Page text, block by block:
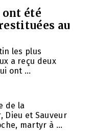
ont été
au
les plus
a reçu deux
ont ...
de la
Dieu et Sauveur
martyr à ...